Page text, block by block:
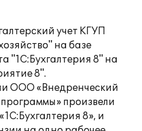
учет КГУП
на базе
"1С:Бухгалтерия 8" на
8".
ООО «Внедренческий
произвели
8», и